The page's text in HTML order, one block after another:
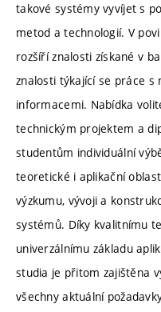
takové systémy vyvíjet s
metod a technologií. V
rozšíří znalosti získané v
znalosti týkající se práce s
informacemi. Nabídka
technickým projektem a
studentům individuální
teoretické i aplikační
výzkumu, vývoji a
systémů. Díky kvalitnímu
univerzálnímu základu
studia je přitom zajištěna
všechny aktuální